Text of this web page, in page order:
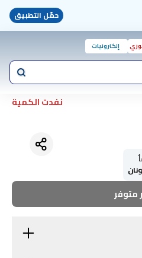
حمّل التطبيق
إلكترونيات
نفدت الكمية
متوفر